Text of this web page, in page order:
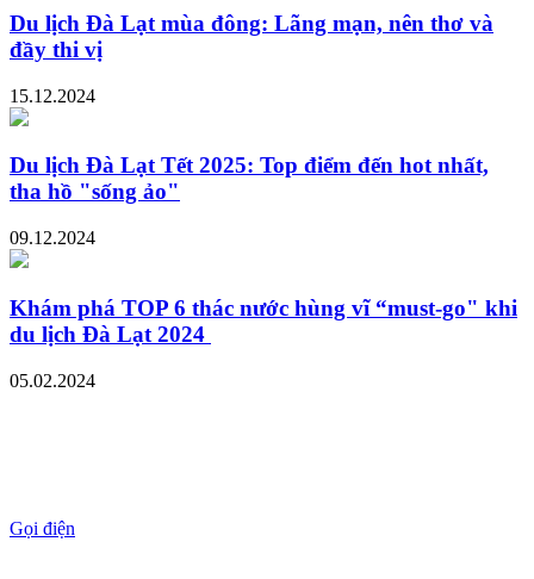
Du lịch Đà Lạt mùa đông: Lãng mạn, nên thơ và
đầy thi vị
15.12.2024
Du lịch Đà Lạt Tết 2025: Top điểm đến hot nhất,
tha hồ "sống ảo"
09.12.2024
Khám phá TOP 6 thác nước hùng vĩ “must-go" khi
du lịch Đà Lạt 2024
05.02.2024
Gọi điện